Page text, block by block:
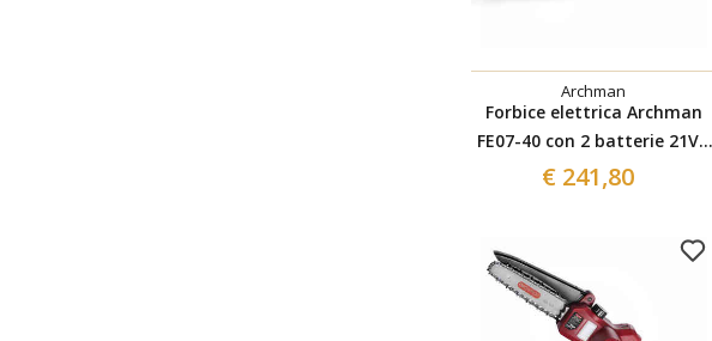
Archman
Forbice elettrica Archman
FE07-40 con 2 batterie 21V -
2Ah
€ 241,80